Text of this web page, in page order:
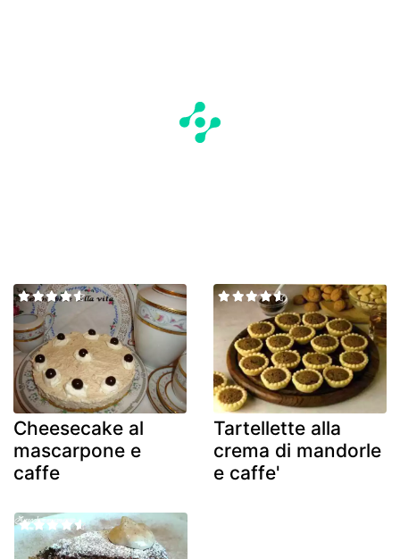
Cheesecake al
mascarpone e
caffe
Tartellette alla
crema di mandorle
e caffe'